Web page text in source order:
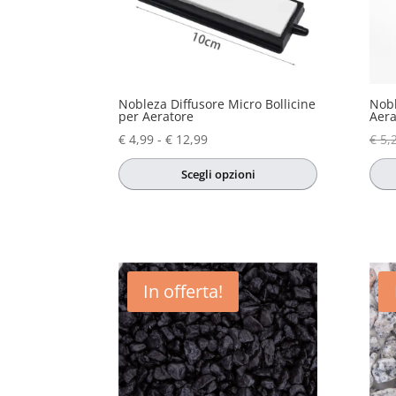
Nobleza Diffusore Micro Bollicine
per Aeratore
€ 4,99 - € 12,99Fascia
di
prezzo:
€ 12,99
Scegli opzioni
più
varianti.
Le
opzioni
possono
essere
scelte
€
più
Le
In offerta!